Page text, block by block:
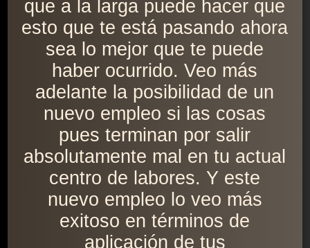
que a la larga puede hacer que
esto que te está pasando ahora
sea lo mejor que te puede
haber ocurrido. Veo más
adelante la posibilidad de un
nuevo empleo si las cosas
pues terminan por salir
absolutamente mal en tu actual
centro de labores. Y este
nuevo empleo lo veo más
exitoso en términos de
aplicación de tus